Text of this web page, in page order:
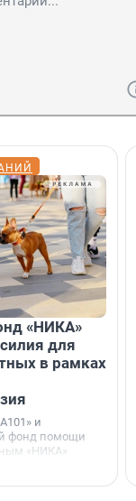
«НИКА»
для
в рамках
и
фонд помощи
«НИКА»
о